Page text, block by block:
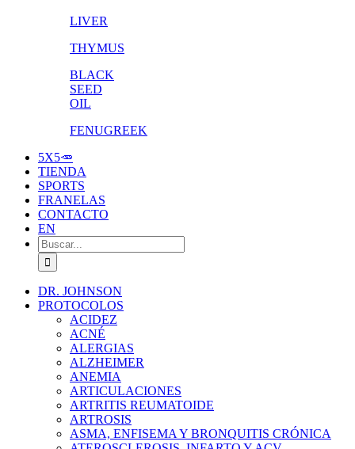
LIVER
THYMUS
BLACK
SEED
OIL
FENUGREEK
5X5🥕
TIENDA
SPORTS
FRANELAS
CONTACTO
EN
Buscar:
DR. JOHNSON
PROTOCOLOS
ACIDEZ
ACNÉ
ALERGIAS
ALZHEIMER
ANEMIA
ARTICULACIONES
ARTRITIS REUMATOIDE
ARTROSIS
ASMA, ENFISEMA Y BRONQUITIS CRÓNICA